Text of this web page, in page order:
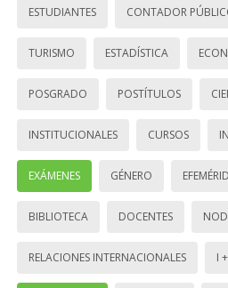
ESTUDIANTES CONTADOR
TURISMO ESTADÍSTICA
POSGRADO POSTÍTULOS
INSTITUCIONALES CURSOS
EXÁMENES GÉNERO
BIBLIOTECA DOCENTES
RELACIONES INTERNACIONALES I